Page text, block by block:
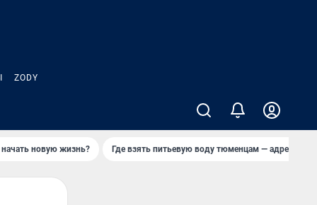
ZODY
начать новую жизнь? Где взять питьевую воду тюменцам — адреса